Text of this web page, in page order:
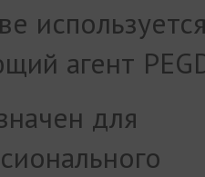
агент
для